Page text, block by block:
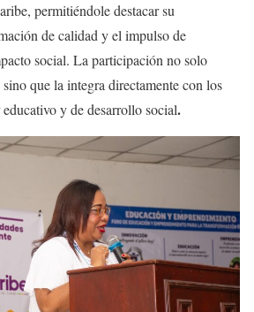
permitiéndole destacar su
de calidad y el impulso de
social. La participación no solo
que la integra directamente con los
y de desarrollo social.